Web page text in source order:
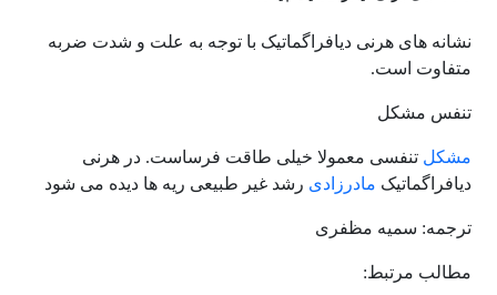
نشانه های هرنی دیافراگماتیک با توجه به علت و شدت ضربه
متفاوت است.
تنفس مشکل
مشکل تنفسی معمولا خیلی طاقت فرساست. در هرنی
دیافراگماتیک مادرزادی رشد غیر طبیعی ریه ها دیده می شود
ترجمه: سمیه مظفری
مطالب مرتبط: